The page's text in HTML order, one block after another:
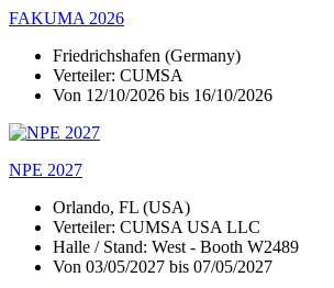
FAKUMA 2026
Friedrichshafen (Germany)
Verteiler: CUMSA
Von 12/10/2026 bis 16/10/2026
NPE 2027
Orlando, FL (USA)
Verteiler: CUMSA USA LLC
Halle / Stand: West - Booth W2489
Von 03/05/2027 bis 07/05/2027